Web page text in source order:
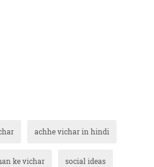
achhe vichar in hindi
ke vichar social ideas